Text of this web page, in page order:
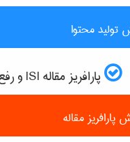
تولید محتوا
پارافریز مقاله ISI و رفع plagiarism
مقاله